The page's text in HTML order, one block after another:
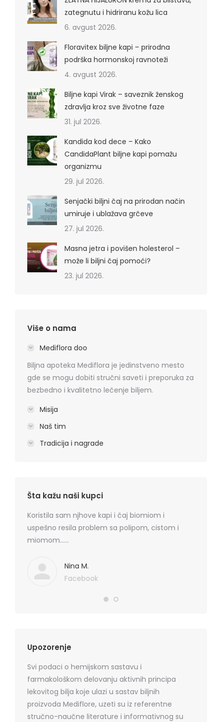
zategnutu i hidriranu kožu lica
6. avgust 2026.
Floravitex biljne kapi – prirodna
podrška hormonskoj ravnoteži
4. avgust 2026.
Biljne kapi Virak – saveznik ženskog
zdravlja kroz sve životne faze
31. jul 2026.
Kandida kod dece – Kako
CandidaPlant biljne kapi pomažu
organizmu
29. jul 2026.
Senjački biljni čaj na prirodan način
umiruje i ublažava grčeve
27. jul 2026.
Masna jetra i povišen holesterol –
može li biljni čaj pomoći?
23. jul 2026.
Više o nama
Mediflora doo
Biljna apoteka Mediflora je jedinstveno mesto
gde se mogu dobiti stručni saveti i preporuka za
bezbedno i kvalitetno lečenje biljem.
Misija
Naš tim
Tradicija i nagrade
Šta kažu naši kupci
Koristila sam njhove kapi i čaj biomiom i
uspešno resila problem sa polipom, cistom i
miomom……
Nina M.
Facebook
Upozorenje
Svi podaci o hemijskom sastavu i
farmakološkom delovanju aktivnih principa
lekovitog bilja koje ulazi u sastav biljnih
proizvoda Mediflore, uzeti su iz referentne
stručno-naučne literature i informativnog su